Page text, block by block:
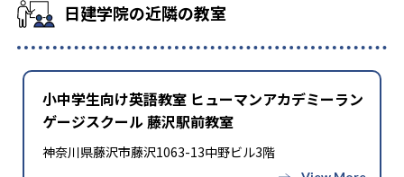
日建学院の近隣の教室
小中学生向け英語教室 ヒューマンアカデミーラン
ゲージスクール 藤沢駅前教室
神奈川県藤沢市藤沢1063-13中野ビル3階